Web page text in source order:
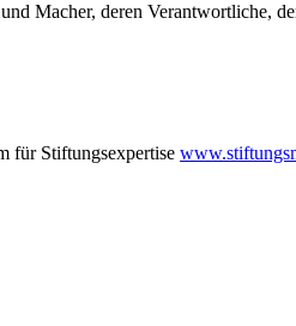
Macher, deren Verantwortliche,
für Stiftungsexpertise